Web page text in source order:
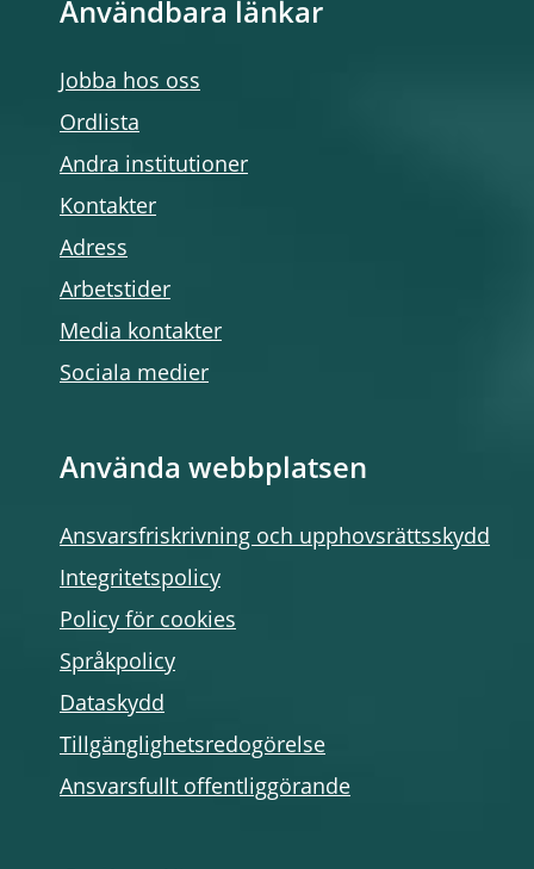
Användbara länkar
Jobba hos oss
Ordlista
Andra institutioner
Kontakter
Adress
Arbetstider
Media kontakter
Sociala medier
Använda webbplatsen
Ansvarsfriskrivning och upphovsrättsskydd
Integritetspolicy
Policy för cookies
Språkpolicy
Dataskydd
Tillgänglighetsredogörelse
Ansvarsfullt offentliggörande